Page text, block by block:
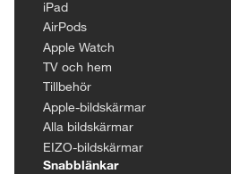
iPad
AirPods
Apple Watch
TV och hem
Tillbehör
Apple-bildskärmar
Alla bildskärmar
EIZO-bildskärmar
Snabblänkar